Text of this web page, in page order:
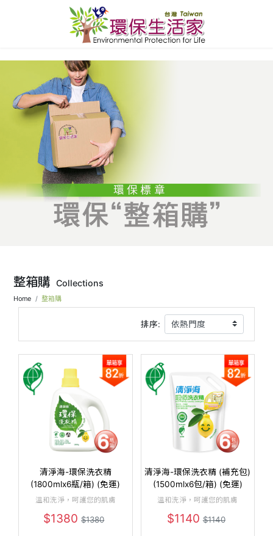
整箱購 Collections
Home 整箱購
排序:
清淨海-環保洗衣精
(1800mlx6瓶/箱) (免運)
溫和洗淨，呵護您的肌膚
$1380$1380
清淨海-環保洗衣精 (補充包)
(1500mlx6包/箱) (免運)
溫和洗淨，呵護您的肌膚
$1140$1140